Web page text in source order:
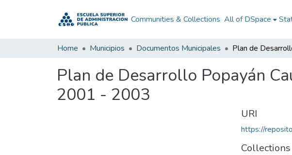
Communities & Collections All of DSpace
Home Municipios Documentos Municipales
Plan de Desarrollo Popayán
2001 - 2003
URI
https://
Collections